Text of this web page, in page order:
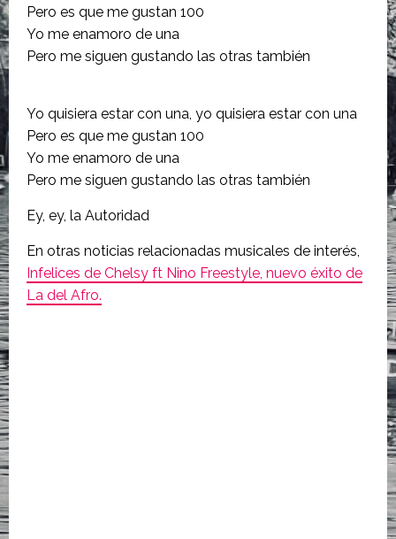
Pero es que me gustan 100
Yo me enamoro de una
Pero me siguen gustando las otras también
Yo quisiera estar con una, yo quisiera estar con una
Pero es que me gustan 100
Yo me enamoro de una
Pero me siguen gustando las otras también
Ey, ey, la Autoridad
En otras noticias relacionadas musicales de interés,
Infelices de Chelsy ft Nino Freestyle, nuevo éxito de
La del Afro.